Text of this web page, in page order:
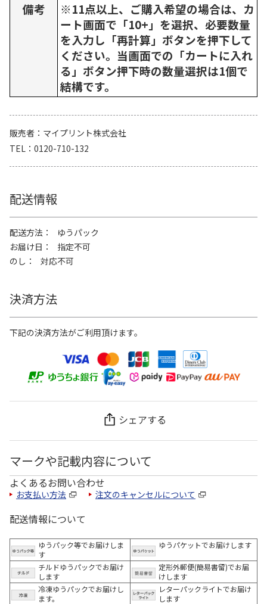
備考
※11点以上、ご購入希望の場合は、カ
ート画面で「10+」を選択、必要数量
を入力し「再計算」ボタンを押下して
ください。当画面での「カートに入れ
る」ボタン押下時の数量選択は1個で
結構です。
販売者
マイプリント株式会社
TEL
0120-710-132
配送情報
配送方法
ゆうパック
お届け日
指定不可
のし
対応不可
決済方法
下記の決済方法がご利用頂けます。
シェアする
マークや記載内容について
よくあるお問い合わせ
お支払い方法 注文のキャンセルについて
配送情報について
ゆうパック等でお届けしま
す
ゆうパケットでお届けします
チルドゆうパックでお届け
します
定形外郵便(簡易書留)でお届
けします
冷凍ゆうパックでお届けし
ます。
レターパックライトでお届け
します